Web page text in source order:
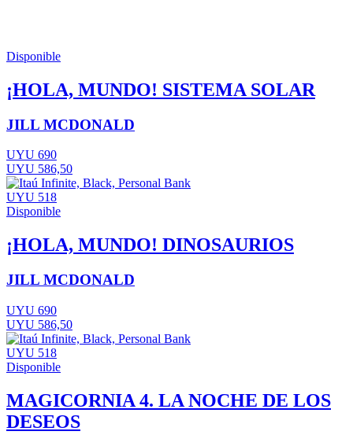
Disponible
¡HOLA, MUNDO! SISTEMA SOLAR
JILL MCDONALD
UYU 690
UYU 586,50
UYU 518
Disponible
¡HOLA, MUNDO! DINOSAURIOS
JILL MCDONALD
UYU 690
UYU 586,50
UYU 518
Disponible
MAGICORNIA 4. LA NOCHE DE LOS
DESEOS